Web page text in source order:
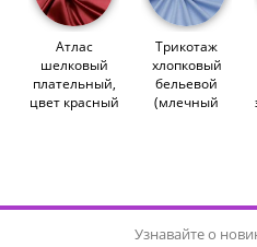
Атлас
шелковый
плательный,
цвет красный
Трикотаж
хлопковый
бельевой
(млечный
Узнавайте о